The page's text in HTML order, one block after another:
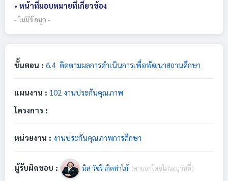
• หน้าที่มอบหมายที่เกี่ยวข้อง
- ไม่มีข้อมูล -
ขั้นตอน : 6.4 ติดตามผลการดำเนินการเพื่อพัฒนาสถานศึกษา
แผนงาน : 102 งานประกันคุณภาพ
โครงการ :
หน่วยงาน : งานประกันคุณภาพการศึกษา
ผู้รับผิดชอบ : มิส วัชรี เกิดท่าไม้ (ลาออกโดยไม่ระบุวันที่)